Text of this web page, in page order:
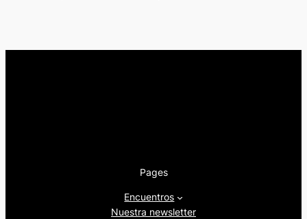
Pages
Encuentros
Nuestra newsletter